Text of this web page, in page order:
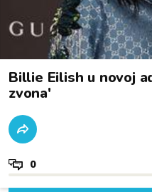
Billie Eilish u novoj
zvona'
0